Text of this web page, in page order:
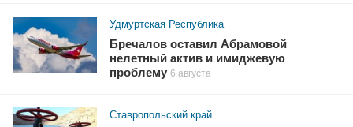
Удмуртская Республика
Бречалов оставил Абрамовой
нелетный актив и имиджевую
проблему 6 августа
Ставропольский край